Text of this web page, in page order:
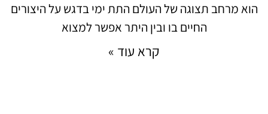
הוא מרחב תצוגה של העולם התת ימי בדגש על היצורים
החיים בו ובין היתר אפשר למצוא
קרא עוד »